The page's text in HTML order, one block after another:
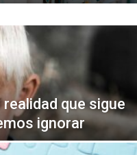
que sigue
ignorar